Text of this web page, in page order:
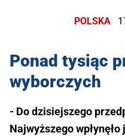
POLSKA
Ponad tysiąc
wyborczych
- Do dzisiejszego
Najwyższego